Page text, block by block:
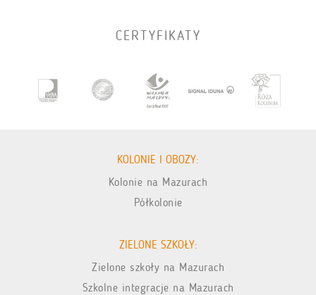
CERTYFIKATY
KOLONIE I OBOZY:
Kolonie na Mazurach
Półkolonie
ZIELONE SZKOŁY:
Zielone szkoły na Mazurach
Szkolne integracje na Mazurach